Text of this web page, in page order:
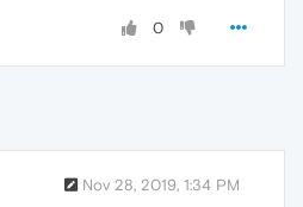
0
Nov 28, 2019, 1:34 PM